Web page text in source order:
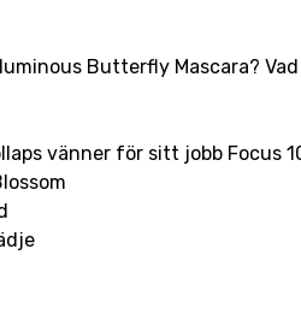
Butterfly Mascara?
vänner för sitt jobb Focus